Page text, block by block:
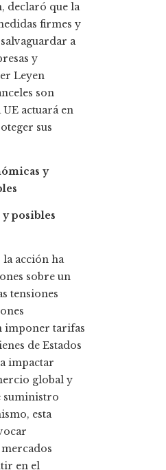
declaró que la
firmes y
a
y
Leyen
son
actuará en
sus
y
posibles
acción ha
sobre un
tensiones
imponer tarifas
de Estados
impactar
global y
suministro
esta
en el